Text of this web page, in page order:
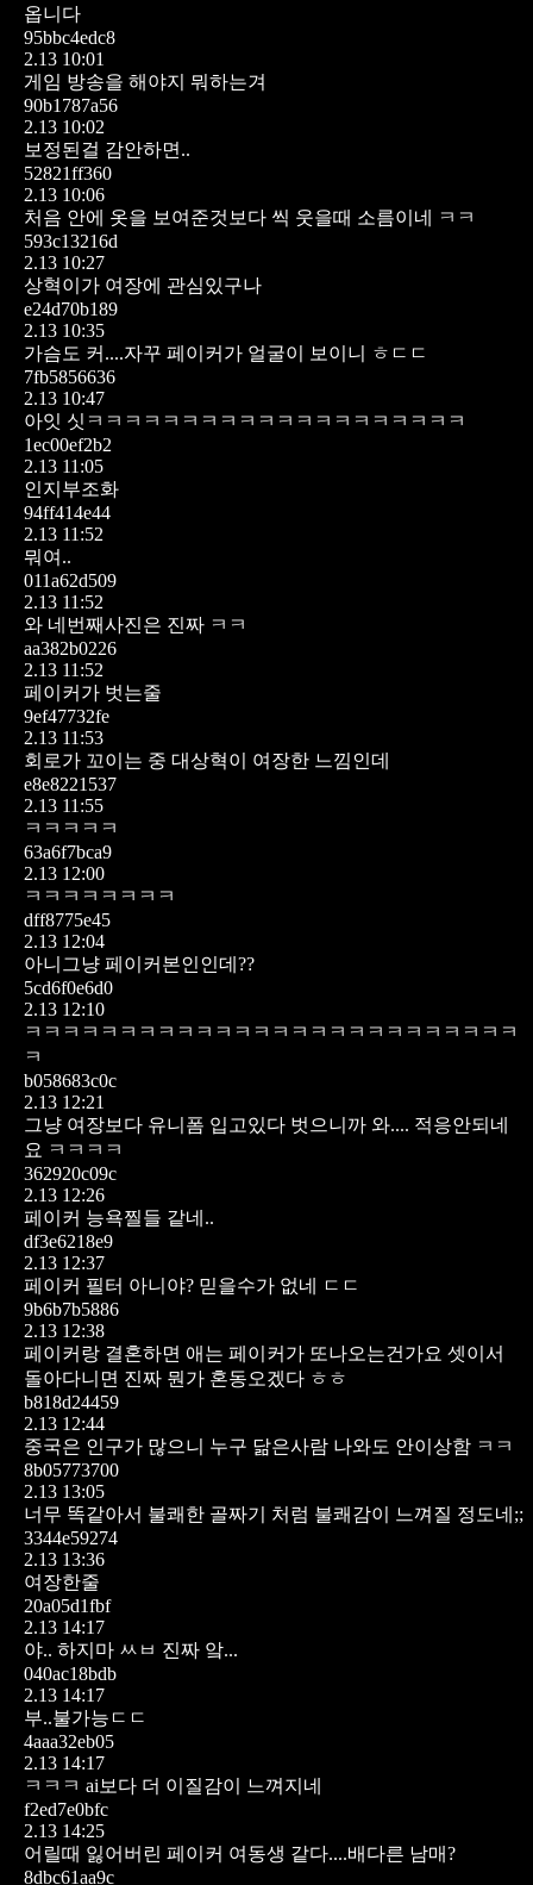
옵니다
95bbc4edc8
2.13 10:01
게임 방송을 해야지 뭐하는겨
90b1787a56
2.13 10:02
보정된걸 감안하면..
52821ff360
2.13 10:06
처음 안에 옷을 보여준것보다 씩 웃을때 소름이네 ㅋㅋ
593c13216d
2.13 10:27
상혁이가 여장에 관심있구나
e24d70b189
2.13 10:35
가슴도 커....자꾸 페이커가 얼굴이 보이니 ㅎㄷㄷ
7fb5856636
2.13 10:47
아잇 싯ㅋㅋㅋㅋㅋㅋㅋㅋㅋㅋㅋㅋㅋㅋㅋㅋㅋㅋㅋㅋ
1ec00ef2b2
2.13 11:05
인지부조화
94ff414e44
2.13 11:52
뭐여..
011a62d509
2.13 11:52
와 네번째사진은 진짜 ㅋㅋ
aa382b0226
2.13 11:52
페이커가 벗는줄
9ef47732fe
2.13 11:53
회로가 꼬이는 중 대상혁이 여장한 느낌인데
e8e8221537
2.13 11:55
ㅋㅋㅋㅋㅋ
63a6f7bca9
2.13 12:00
ㅋㅋㅋㅋㅋㅋㅋㅋ
dff8775e45
2.13 12:04
아니그냥 페이커본인인데??
5cd6f0e6d0
2.13 12:10
ㅋㅋㅋㅋㅋㅋㅋㅋㅋㅋㅋㅋㅋㅋㅋㅋㅋㅋㅋㅋㅋㅋㅋㅋㅋㅋ
ㅋ
b058683c0c
2.13 12:21
그냥 여장보다 유니폼 입고있다 벗으니까 와.... 적응안되네
요 ㅋㅋㅋㅋ
362920c09c
2.13 12:26
페이커 능욕찔들 같네..
df3e6218e9
2.13 12:37
페이커 필터 아니야? 믿을수가 없네 ㄷㄷ
9b6b7b5886
2.13 12:38
페이커랑 결혼하면 애는 페이커가 또나오는건가요 셋이서
돌아다니면 진짜 뭔가 혼동오겠다 ㅎㅎ
b818d24459
2.13 12:44
중국은 인구가 많으니 누구 닮은사람 나와도 안이상함 ㅋㅋ
8b05773700
2.13 13:05
너무 똑같아서 불쾌한 골짜기 처럼 불쾌감이 느껴질 정도네;;
3344e59274
2.13 13:36
여장한줄
20a05d1fbf
2.13 14:17
야.. 하지마 ㅆㅂ 진짜 앜...
040ac18bdb
2.13 14:17
부..불가능ㄷㄷ
4aaa32eb05
2.13 14:17
ㅋㅋㅋ ai보다 더 이질감이 느껴지네
f2ed7e0bfc
2.13 14:25
어릴때 잃어버린 페이커 여동생 같다....배다른 남매?
8dbc61aa9c